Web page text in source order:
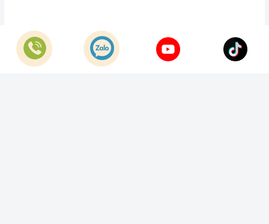
© Bản quyền thuộc vềCông Ty TNHH Home Best Việt Nam
Cung cấp bởi
Sapo